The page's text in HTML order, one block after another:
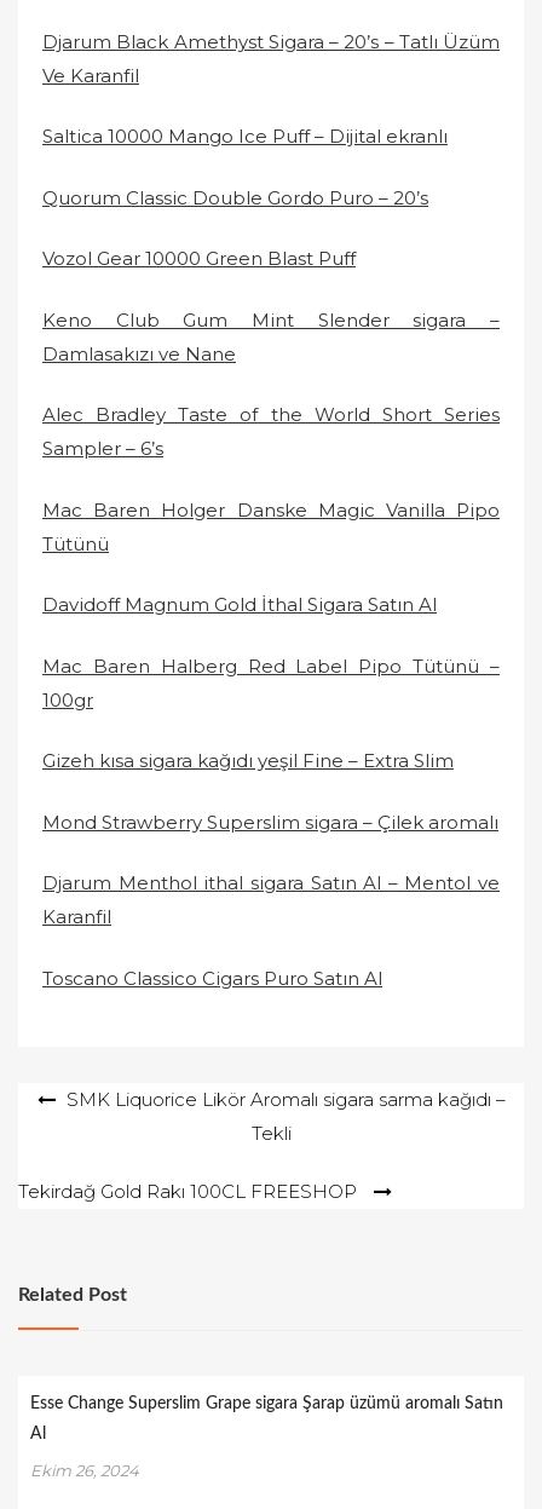
Djarum Black Amethyst Sigara – 20’s – Tatlı Üzüm
Ve Karanfil
Saltica 10000 Mango Ice Puff – Dijital ekranlı
Quorum Classic Double Gordo Puro – 20’s
Vozol Gear 10000 Green Blast Puff
Keno Club Gum Mint Slender sigara –
Damlasakızı ve Nane
Alec Bradley Taste of the World Short Series
Sampler – 6’s
Mac Baren Holger Danske Magic Vanilla Pipo
Tütünü
Davidoff Magnum Gold İthal Sigara Satın Al
Mac Baren Halberg Red Label Pipo Tütünü –
100gr
Gizeh kısa sigara kağıdı yeşil Fine – Extra Slim
Mond Strawberry Superslim sigara – Çilek aromalı
Djarum Menthol ithal sigara Satın Al – Mentol ve
Karanfil
Toscano Classico Cigars Puro Satın Al
Yazı SMK Liquorice Likör Aromalı sigara sarma kağıdı –
Tekli
Tekirdağ Gold Rakı 100CL FREESHOP
Related Post
Esse Change Superslim Grape sigara Şarap üzümü aromalı Satın
Al
Ekim 26, 2024